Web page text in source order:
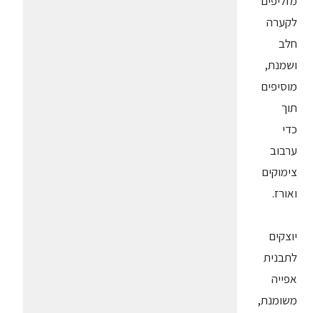
לקערה
חלב
ושמנת,
מוסיפים
תוך
כדי
ערבוב
צימוקים
ואורז.
יוצקים
לתבנית
אפייה
משומנת,